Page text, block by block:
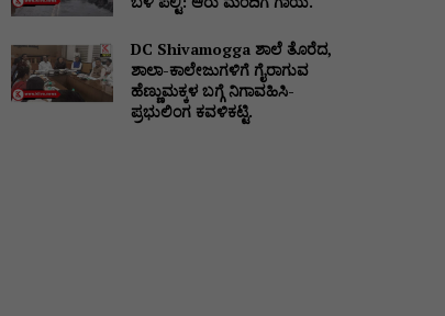
DC Shivamogga ಶಾಲೆ ತೊರೆದ,
ಶಾಲಾ-ಕಾಲೇಜುಗಳಿಗೆ ಗೈರಾಗುವ
ಹೆಣ್ಣುಮಕ್ಕಳ ಬಗ್ಗೆ ನಿಗಾವಹಿಸಿ-
ಪ್ರಭುಲಿಂಗ ಕವಳಿಕಟ್ಟಿ.